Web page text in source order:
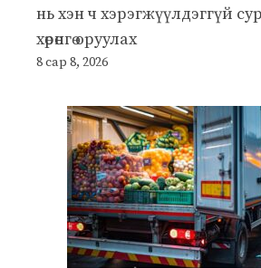
нь хэн ч хэрэгжүүлдэггүй
хөрөнгө оруулах
8 сар 8, 2026